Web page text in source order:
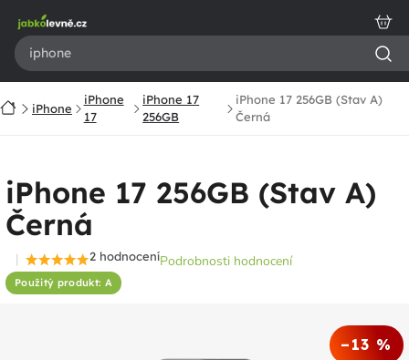
obsah
DomůiPhone
iPhone
17
iPhone 17
256GB
iPhone 17 256GB (Stav A)
Černá
iPhone 17 256GB (Stav A)
Černá
Použitý produkt: A
Průměrné
hodnocení
2 hodnoceníPodrobnosti hodnocení
–13 %